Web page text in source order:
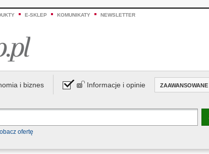
E-SKLEP KOMUNIKATY NEWSLETTER
i biznes Informacje i opinie ZAAWANSOWANE
ofertę